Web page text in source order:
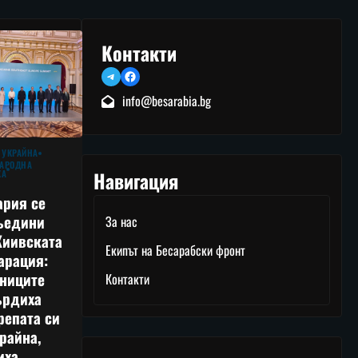
се
си
Контакти
TelegramFacebook
info@besarabia.bg
Навигация
За нас
Екипът на Бесарабски фронт
Контакти